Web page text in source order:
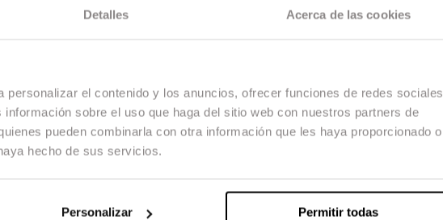
Detalles Acerca de las cookies
personalizar el contenido y los anuncios, ofrecer funciones de redes sociales
sobre el uso que haga del sitio web con nuestros partners de
pueden combinarla con otra información que les haya proporcionado o
hecho de sus servicios.
Personalizar Permitir todas